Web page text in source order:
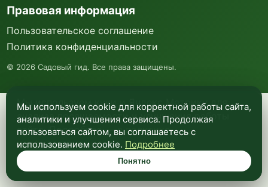
Мы используем куки и Яндекс Метрику для
анализа посещаемости и улучшения работы
сайта. Подробнее —в политике
конфиденциальности.
Понятно
Правовая информация
Пользовательское соглашение
Политика конфиденциальности
© 2026 Садовый гид. Все права защищены.
Мы используем cookie для корректной работы сайта,
аналитики и улучшения сервиса. Продолжая
пользоваться сайтом, вы соглашаетесь с
использованием cookie. Подробнее
Понятно